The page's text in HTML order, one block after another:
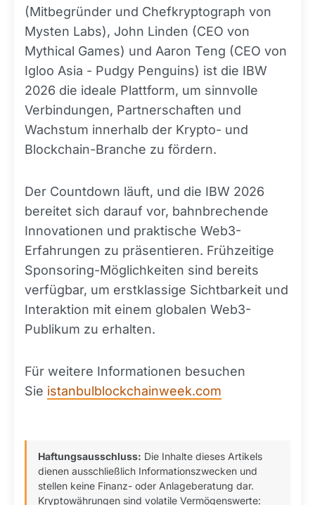
(Mitbegründer und Chefkryptograph von
Mysten Labs), John Linden (CEO von
Mythical Games) und Aaron Teng (CEO von
Igloo Asia - Pudgy Penguins) ist die IBW
2026 die ideale Plattform, um sinnvolle
Verbindungen, Partnerschaften und
Wachstum innerhalb der Krypto- und
Blockchain-Branche zu fördern.
Der Countdown läuft, und die IBW 2026
bereitet sich darauf vor, bahnbrechende
Innovationen und praktische Web3-
Erfahrungen zu präsentieren. Frühzeitige
Sponsoring-Möglichkeiten sind bereits
verfügbar, um erstklassige Sichtbarkeit und
Interaktion mit einem globalen Web3-
Publikum zu erhalten.
Für weitere Informationen besuchen
Sie istanbulblockchainweek.com
Haftungsausschluss: Die Inhalte dieses Artikels
dienen ausschließlich Informationszwecken und
stellen keine Finanz- oder Anlageberatung dar.
Kryptowährungen sind volatile Vermögenswerte: